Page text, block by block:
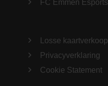
FC Emmen Esports
Losse kaartverkoop
Privacyverklaring
Cookie Statement